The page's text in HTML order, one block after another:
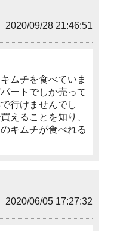
2020/09/28 21:46:51
ムチを食べていま
ートでしか売って
行けませんでし
えることを知り、
キムチが食べれる
2020/06/05 17:27:32